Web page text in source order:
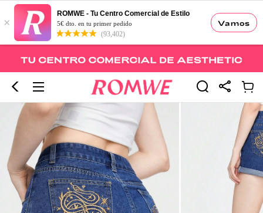
Vamos
×
ROMWE - Tu Centro Comercial de Estilo
5€ dto. en tu primer pedido
(93,402)